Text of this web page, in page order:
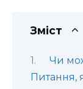
Зміст
Чи
Питання,